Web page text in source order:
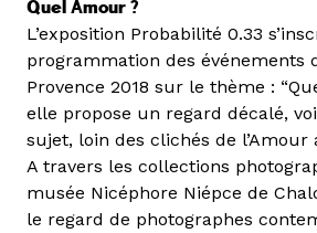
Quel Amour ?
L’exposition Probabilité 0.33
programmation des événements
Provence 2018 sur le thème :
elle propose un regard décalé,
sujet, loin des clichés de l’Amour
A travers les collections
musée Nicéphore Niépce de
le regard de photographes